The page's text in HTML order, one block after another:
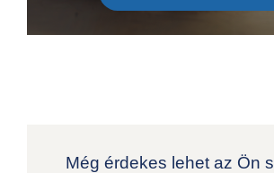
Még érdekes lehet az Ön